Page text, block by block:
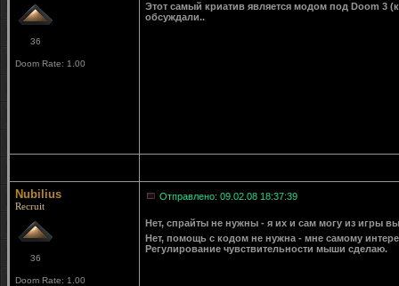
36
Doom Rate: 1.00
Этот самый криатив является модом под Doom 3
обсуждали..
Nubilius
Recruit
36
Doom Rate: 1.00
Отправлено: 09.02.08 18:37:39
Нет, спрайты не нужны - я их и сам могу из игры
Нет, помощь с кодом не нужна - мне самому
Регулирование чувствительности мыши сделаю.